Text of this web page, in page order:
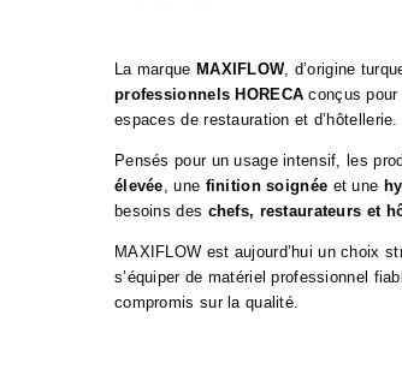
La marque MAXIFLOW, d’origine
professionnels HORECA conçus pour
espaces de restauration et d’hôtellerie.
Pensés pour un usage intensif, les
élevée, une finition soignée et une
besoins des chefs, restaurateurs et
MAXIFLOW est aujourd’hui un choix
s’équiper de matériel professionnel
compromis sur la qualité.